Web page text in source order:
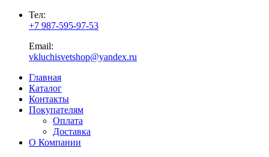
Тел:
+7 987-595-97-53
Email:
vkluchisvetshop@yandex.ru
Главная
Каталог
Контакты
Покупателям
Оплата
Доставка
О Компании